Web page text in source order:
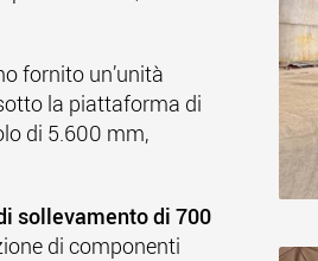
fornito un’unità
la piattaforma di
di 5.600 mm,
sollevamento di 700
di componenti